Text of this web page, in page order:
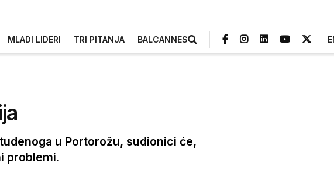
MLADI LIDERI TRI PITANJA BALCANNES
u Portorožu, sudionici će,
problemi.